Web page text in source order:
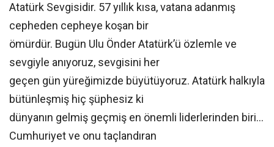
Atatürk Sevgisidir. 57 yıllık kısa, vatana adanmış
cepheden cepheye koşan bir
ömürdür. Bugün Ulu Önder Atatürk’ü özlemle ve
sevgiyle anıyoruz, sevgisini her
geçen gün yüreğimizde büyütüyoruz. Atatürk halkıyla
bütünleşmiş hiç şüphesiz ki
dünyanın gelmiş geçmiş en önemli liderlerinden biri…
Cumhuriyet ve onu taçlandıran